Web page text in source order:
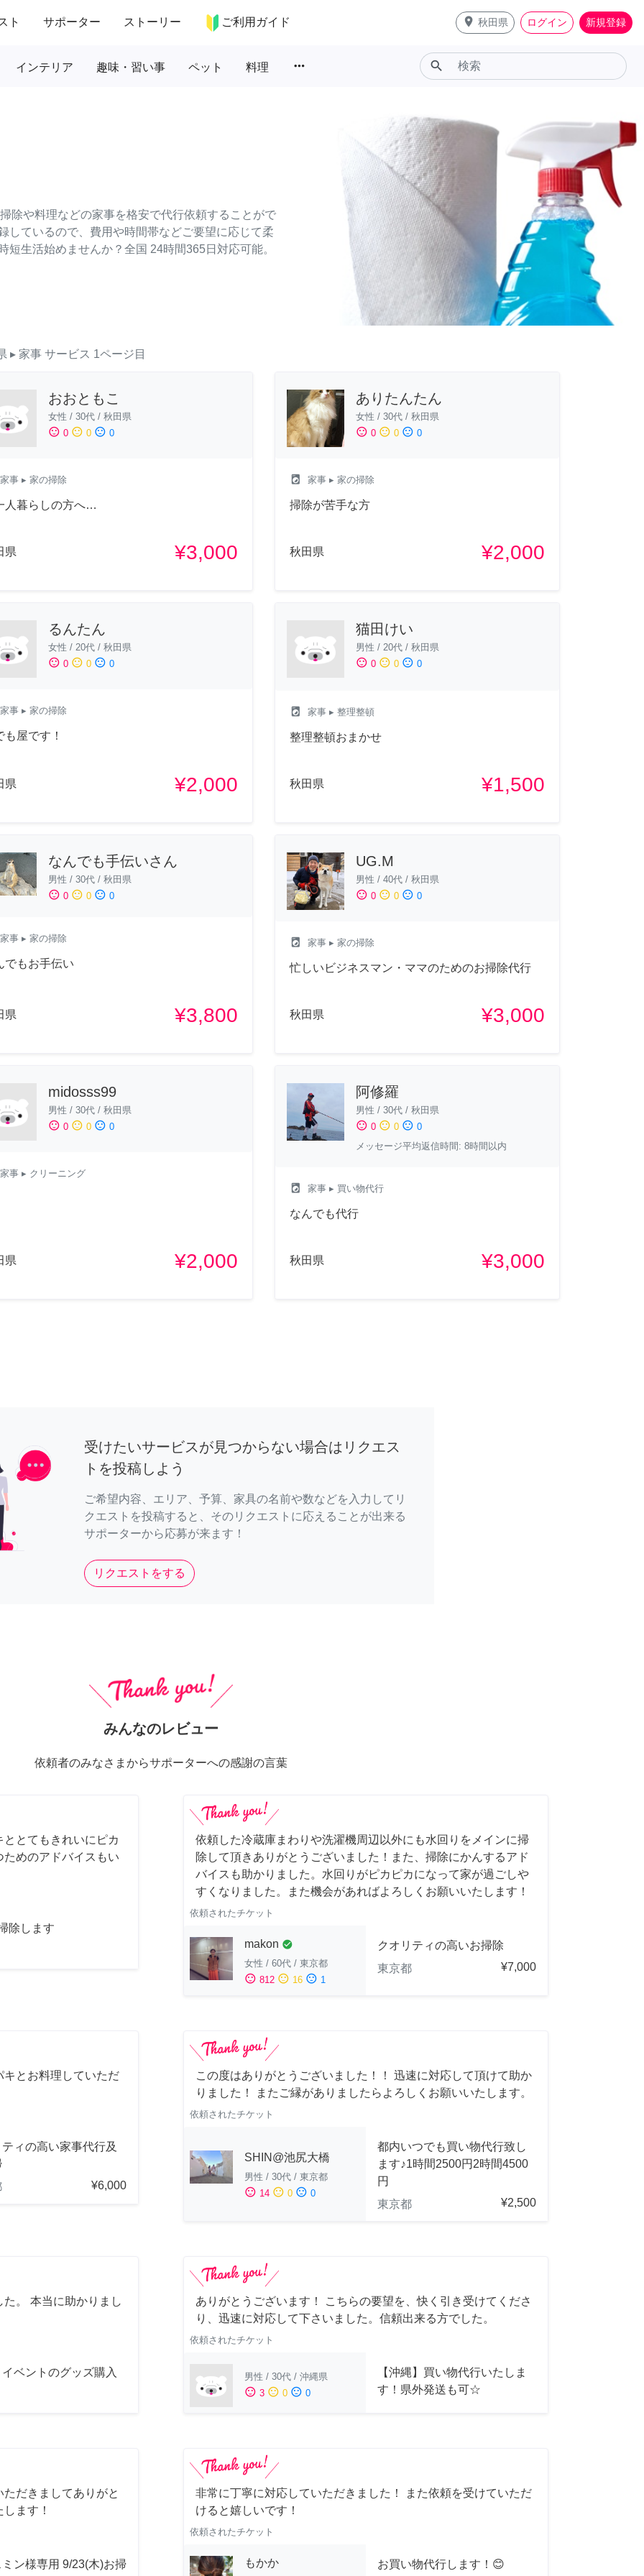
ト サポーター ストーリー ご利用ガイド place 秋田県 ログイン 新規登録
インテリア 趣味・習い事 ペット 料理 more_horiz search
除や料理などの家事を格安で代行依頼することがで
しているので、費用や時間帯などご要望に応じて柔
生活始めませんか？全国 24時間365日対応可能。
▸ 家事 サービス 1ページ目
おおともこ
女性 / 30代 / 秋田県
sentiment_satisfied 0 sentiment_neutral 0 sentiment_dissatisfied 0
家事 ▸ 家の掃除
人暮らしの方へ…
県 ¥3,000
ありたんたん
女性 / 30代/ 秋田県
sentiment_satisfied 0 sentiment_neutral 0 sentiment_dissatisfied 0
local_laundry_service 家事▸ 家の掃除
掃除が苦手な方
秋田県 ¥2,000
るんたん
女性 / 20代 / 秋田県
sentiment_satisfied 0 sentiment_neutral 0 sentiment_dissatisfied 0
家事 ▸ 家の掃除
も屋です！
県 ¥2,000
猫田けい
男性 / 20代/ 秋田県
sentiment_satisfied 0 sentiment_neutral 0 sentiment_dissatisfied 0
local_laundry_service 家事▸ 整理整頓
整理整頓おまかせ
秋田県 ¥1,500
なんでも手伝いさん
男性 / 30代 / 秋田県
sentiment_satisfied 0 sentiment_neutral 0 sentiment_dissatisfied 0
家事 ▸ 家の掃除
でもお手伝い
県 ¥3,800
UG.M
男性 / 40代/ 秋田県
sentiment_satisfied 0 sentiment_neutral 0 sentiment_dissatisfied 0
local_laundry_service 家事▸ 家の掃除
忙しいビジネスマン・ママのためのお掃除代行
秋田県 ¥3,000
midosss99
男性 / 30代 / 秋田県
sentiment_satisfied 0 sentiment_neutral 0 sentiment_dissatisfied 0
家事 ▸ クリーニング
県 ¥2,000
阿修羅
男性 / 30代/ 秋田県
sentiment_satisfied 0 sentiment_neutral 0 sentiment_dissatisfied 0
メッセージ平均返信時間: 8時間以内
local_laundry_service 家事▸ 買い物代行
なんでも代行
秋田県 ¥3,000
受けたいサービスが見つからない場合はリクエス
トを投稿しよう
ご希望内容、エリア、予算、家具の名前や数などを入力してリ
クエストを投稿すると、そのリクエストに応えることが出来る
サポーターから応募が来ます！
リクエストをする
みんなのレビュー
依頼者のみなさまからサポーターへの感謝の言葉
とてもきれいにピカ
めのアドバイスもい
除します
依頼した冷蔵庫まわりや洗濯機周辺以外にも水回りをメインに掃
除して頂きありがとうございました！また、掃除にかんするアド
バイスも助かりました。水回りがピカピカになって家が過ごしや
すくなりました。また機会があればよろしくお願いいたします！
依頼されたチケット
makon check_circle
女性 / 60代 / 東京都
sentiment_satisfied 812 sentiment_neutral 16 sentiment_dissatisfied 1
クオリティの高いお掃除
東京都
¥7,000
とお料理していただ
ィの高い家事代行及
¥6,000
この度はありがとうございました！！ 迅速に対応して頂けて助か
りました！ またご縁がありましたらよろしくお願いいたします。
依頼されたチケット
SHIN@池尻大橋
男性 / 30代 / 東京都
sentiment_satisfied 14 sentiment_neutral 0 sentiment_dissatisfied 0
都内いつでも買い物代行致し
ます♪1時間2500円2時間4500
円
東京都
¥2,500
。 本当に助かりまし
ベントのグッズ購入
ありがとうございます！ こちらの要望を、快く引き受けてくださ
り、迅速に対応して下さいました。信頼出来る方でした。
依頼されたチケット
男性 / 30代 / 沖縄県
sentiment_satisfied 3 sentiment_neutral 0 sentiment_dissatisfied 0
【沖縄】買い物代行いたしま
す！県外発送も可☆
だきましてありがと
ます！
ン様専用 9/23(木)お掃
非常に丁寧に対応していただきました！ また依頼を受けていただ
けると嬉しいです！
依頼されたチケット
もかか お買い物代行します！😊